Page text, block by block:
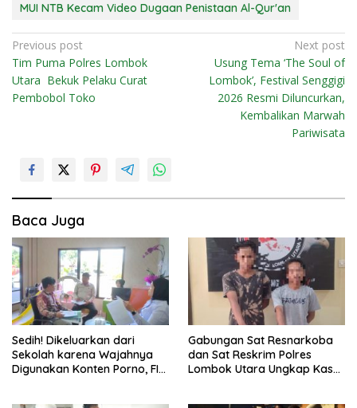
MUI NTB Kecam Video Dugaan Penistaan Al-Qur'an
N
a
v
i
p
o
s
Previous post
Tim Puma Polres Lombok
Utara Bekuk Pelaku Curat
Pembobol Toko
Next post
Usung Tema ‘The Soul of
Lombok’, Festival Senggigi
2026 Resmi Diluncurkan,
Kembalikan Marwah
Pariwisata
Baca Juga
Sedih! Dikeluarkan dari
Sekolah karena Wajahnya
Digunakan Konten Porno, FIH
Gabungan Sat Resnarkoba
dan Sat Reskrim Polres
Lombok Utara Ungkap Kasus